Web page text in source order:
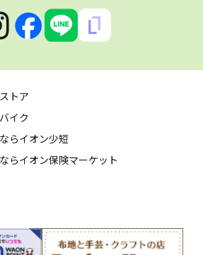
トア
イク
らイオン少短
らイオン保険マーケット